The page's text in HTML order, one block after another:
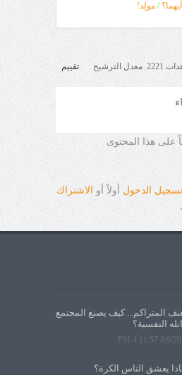
أيهما؟ /مولِد!
الترشيح تقييم
على هذا المحتوى
تسجيل الدخول أولاً أو
الاشتراك
المتراكم... كيف يصنع المجتمع
النفسية؟
8/9/2026
يعشق الناس الكرة؟